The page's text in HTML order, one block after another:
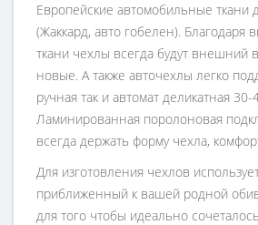
Европейские автомобильные ткани
(Жаккард, авто гобелен). Благодаря
ткани чехлы всегда будут внешний
новые. А также авточехлы легко
ручная так и автомат деликатная 30-
Ламинированная поролоновая
всегда держать форму чехла,
Для изготовления чехлов
приближенный к вашей родной
для того чтобы идеально